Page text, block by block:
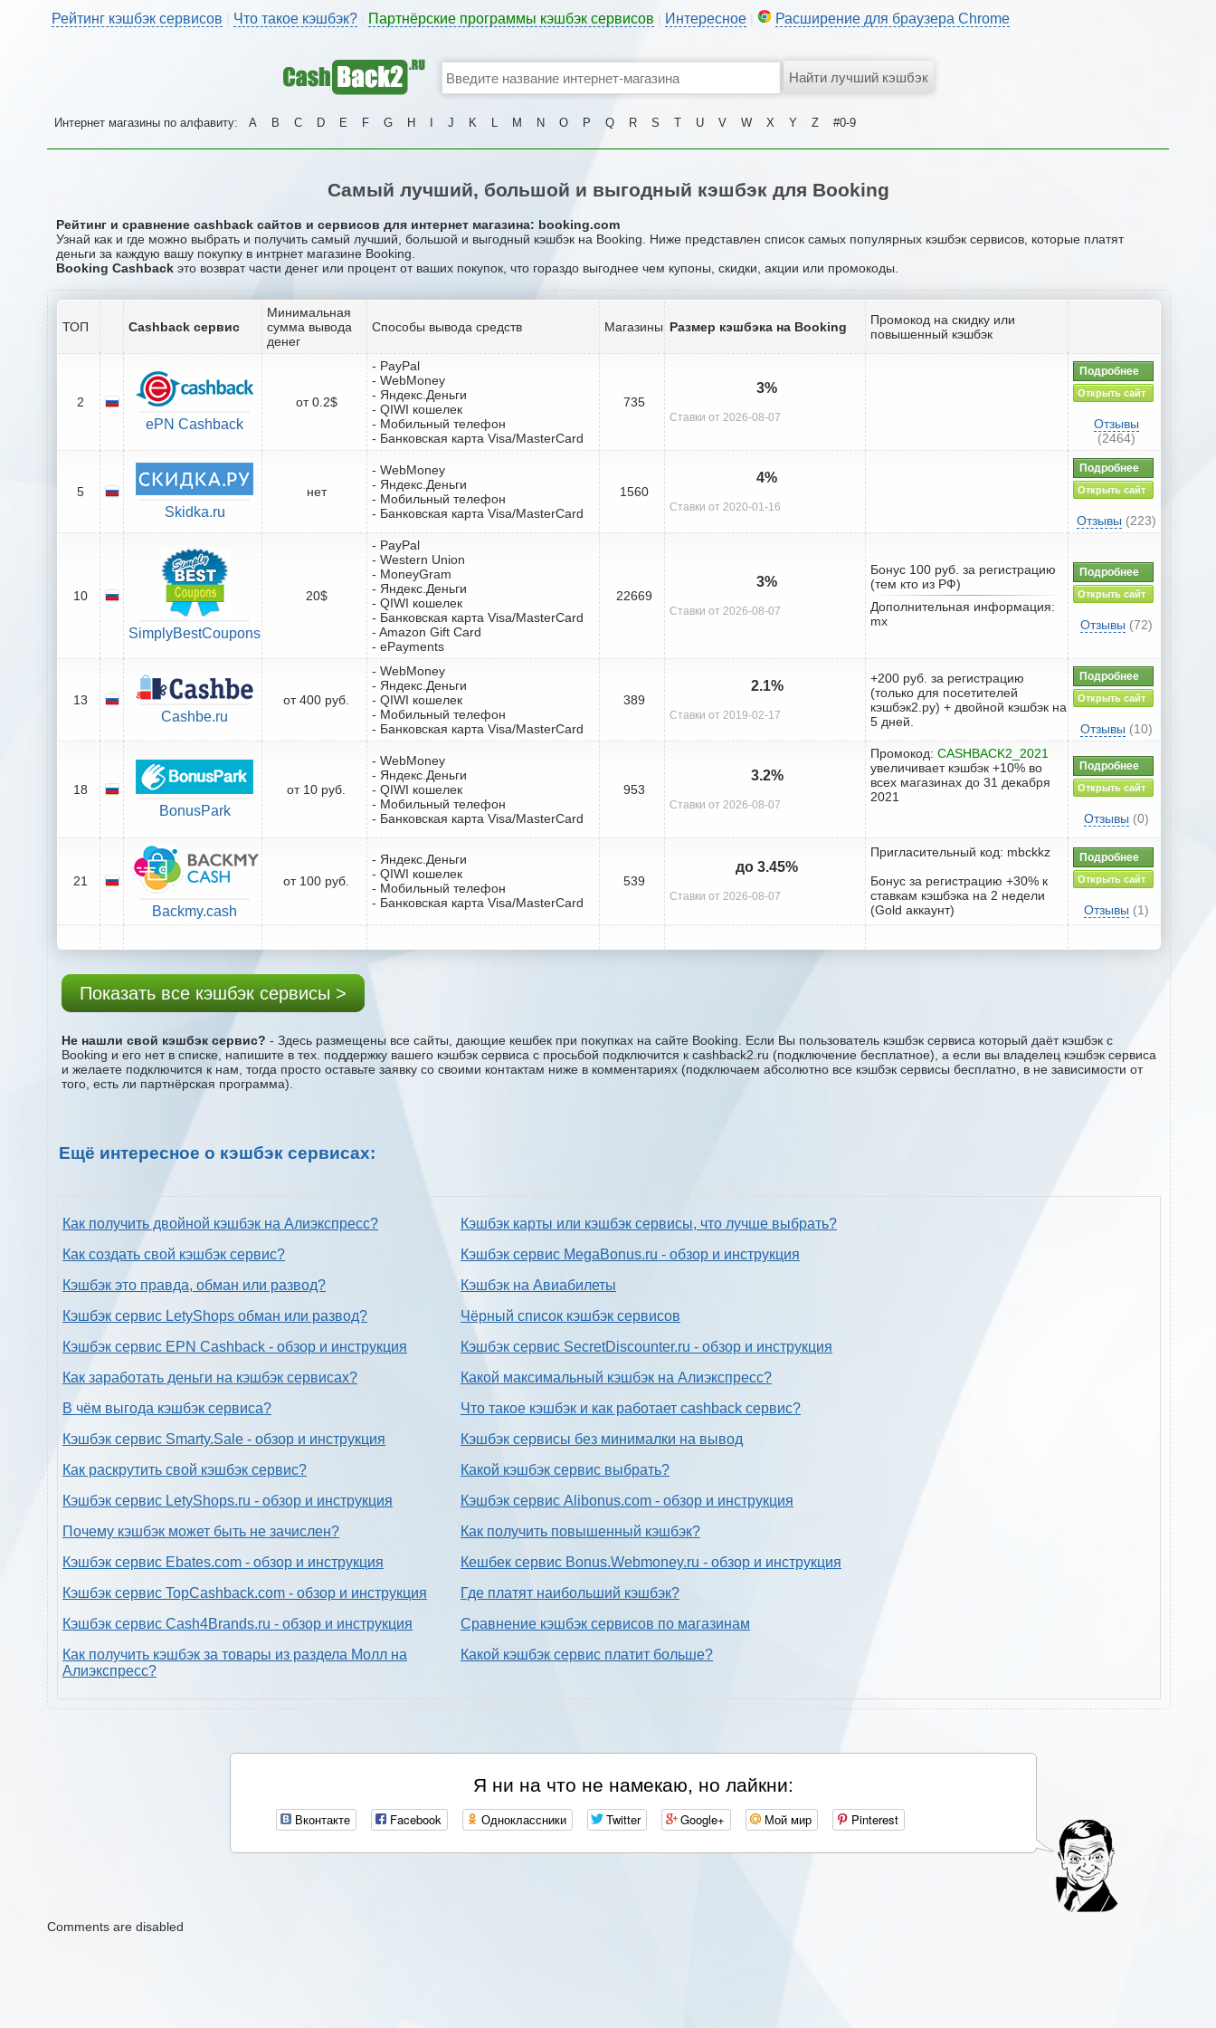
Рейтинг кэшбэк сервисов Что такое кэшбэк? Партнёрские программы кэшбэк сервисов Интересное Расширение для браузера Chrome
Интернет магазины по алфавиту: A B C D E F G H J K L M N O P Q R S T U V W X Y Z #0-9
Самый лучший, большой и выгодный кэшбэк для Booking
Рейтинг и сравнение cashback сайтов и сервисов для интернет магазина: booking.com
Узнай как и где можно выбрать и получить самый лучший, большой и выгодный кэшбэк на Booking. Ниже представлен список самых популярных кэшбэк сервисов, которые платят
деньги за каждую вашу покупку в интрнет магазине Booking.
Booking Cashback это возврат части денег или процент от ваших покупок, что гораздо выгоднее чем купоны, скидки, акции или промокоды.
ТОП Cashback сервис
Минимальная
сумма вывода
денег
Способы вывода средств Магазины Размер кэшбэка на Booking
Промокод на скидку или
повышенный кэшбэк
2
ePN Cashback
от 0.2$
- PayPal
- WebMoney
- Яндекс.Деньги
- QIWI кошелек
- Мобильный телефон
- Банковская карта Visa/MasterCard
735
3%
Ставки от 2026-08-07
Подробнее
Открыть сайт
Отзывы
(2464)
5
Skidka.ru
нет
- WebMoney
- Яндекс.Деньги
- Мобильный телефон
- Банковская карта Visa/MasterCard
1560
4%
Ставки от 2020-01-16
Подробнее
Открыть сайт
Отзывы (223)
10
SimplyBestCoupons
20$
- PayPal
- Western Union
- MoneyGram
- Яндекс.Деньги
- QIWI кошелек
- Банковская карта Visa/MasterCard
- Amazon Gift Card
- ePayments
22669
3%
Ставки от 2026-08-07
Бонус 100 руб. за регистрацию
(тем кто из РФ)
Дополнительная информация:
mx
Подробнее
Открыть сайт
Отзывы (72)
13
Cashbe.ru
от 400 руб.
- WebMoney
- Яндекс.Деньги
- QIWI кошелек
- Мобильный телефон
- Банковская карта Visa/MasterCard
389
2.1%
Ставки от 2019-02-17
+200 руб. за регистрацию
(только для посетителей
кэшбэк2.ру) + двойной кэшбэк на
5 дней.
Подробнее
Открыть сайт
Отзывы (10)
18
BonusPark
от 10 руб.
- WebMoney
- Яндекс.Деньги
- QIWI кошелек
- Мобильный телефон
- Банковская карта Visa/MasterCard
953
3.2%
Ставки от 2026-08-07
Промокод: CASHBACK2_2021
увеличивает кэшбэк +10% во
всех магазинах до 31 декабря
2021
Подробнее
Открыть сайт
Отзывы (0)
21
Backmy.cash
от 100 руб.
- Яндекс.Деньги
- QIWI кошелек
- Мобильный телефон
- Банковская карта Visa/MasterCard
539
до 3.45%
Ставки от 2026-08-07
Пригласительный код: mbckkz
Бонус за регистрацию +30% к
ставкам кэшбэка на 2 недели
(Gold аккаунт)
Подробнее
Открыть сайт
Отзывы (1)
Показать все кэшбэк сервисы >
Не нашли свой кэшбэк сервис? - Здесь размещены все сайты, дающие кешбек при покупках на сайте Booking. Если Вы пользователь кэшбэк сервиса который даёт кэшбэк с
Booking и его нет в списке, напишите в тех. поддержку вашего кэшбэк сервиса с проcьбой подключится к cashback2.ru (подключение бесплатное), а если вы владелец кэшбэк сервиса
и желаете подключится к нам, тогда просто оставьте заявку со своими контактам ниже в комментариях (подключаем абсолютно все кэшбэк сервисы бесплатно, в не зависимости от
того, есть ли партнёрская программа).
Ещё интересное о кэшбэк сервисах:
Как получить двойной кэшбэк на Алиэкспресс?
Как создать свой кэшбэк сервис?
Кэшбэк это правда, обман или развод?
Кэшбэк сервис LetyShops обман или развод?
Кэшбэк сервис EPN Cashback - обзор и инструкция
Как заработать деньги на кэшбэк сервисах?
В чём выгода кэшбэк сервиса?
Кэшбэк сервис Smarty.Sale - обзор и инструкция
Как раскрутить свой кэшбэк сервис?
Кэшбэк сервис LetyShops.ru - обзор и инструкция
Почему кэшбэк может быть не зачислен?
Кэшбэк сервис Ebates.com - обзор и инструкция
Кэшбэк сервис TopCashback.com - обзор и инструкция
Кэшбэк сервис Cash4Brands.ru - обзор и инструкция
Как получить кэшбэк за товары из раздела Молл на
Алиэкспресс?
Кэшбэк карты или кэшбэк сервисы, что лучше выбрать?
Кэшбэк сервис MegaBonus.ru - обзор и инструкция
Кэшбэк на Авиабилеты
Чёрный список кэшбэк сервисов
Кэшбэк сервис SecretDiscounter.ru - обзор и инструкция
Какой максимальный кэшбэк на Алиэкспресс?
Что такое кэшбэк и как работает cashback сервис?
Кэшбэк сервисы без минималки на вывод
Какой кэшбэк сервис выбрать?
Кэшбэк сервис Alibonus.com - обзор и инструкция
Как получить повышенный кэшбэк?
Кешбек сервис Bonus.Webmoney.ru - обзор и инструкция
Где платят наибольший кэшбэк?
Сравнение кэшбэк сервисов по магазинам
Какой кэшбэк сервис платит больше?
Я ни на что не намекаю, но лайкни:
Вконтакте Facebook Одноклассники Twitter Google+ Мой мир Pinterest
Comments are disabled